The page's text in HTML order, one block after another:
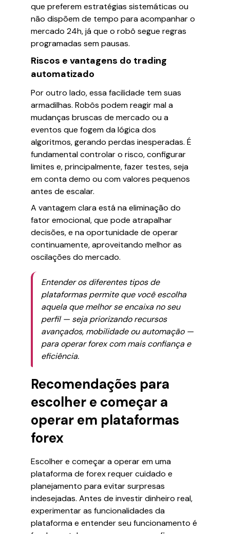
que preferem estratégias sistemáticas ou
não dispõem de tempo para acompanhar o
mercado 24h, já que o robô segue regras
programadas sem pausas.
Riscos e vantagens do trading
automatizado
Por outro lado, essa facilidade tem suas
armadilhas. Robôs podem reagir mal a
mudanças bruscas de mercado ou a
eventos que fogem da lógica dos
algoritmos, gerando perdas inesperadas. É
fundamental controlar o risco, configurar
limites e, principalmente, fazer testes, seja
em conta demo ou com valores pequenos
antes de escalar.
A vantagem clara está na eliminação do
fator emocional, que pode atrapalhar
decisões, e na oportunidade de operar
continuamente, aproveitando melhor as
oscilações do mercado.
Entender os diferentes tipos de
plataformas permite que você escolha
aquela que melhor se encaixa no seu
perfil — seja priorizando recursos
avançados, mobilidade ou automação —
para operar forex com mais confiança e
eficiência.
Recomendações para
escolher e começar a
operar em plataformas
forex
Escolher e começar a operar em uma
plataforma de forex requer cuidado e
planejamento para evitar surpresas
indesejadas. Antes de investir dinheiro real,
experimentar as funcionalidades da
plataforma e entender seu funcionamento é